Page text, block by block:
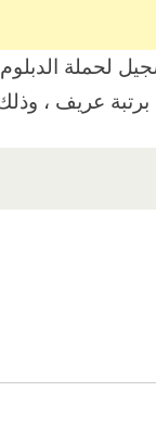
لحملة
برتبة عريف ،